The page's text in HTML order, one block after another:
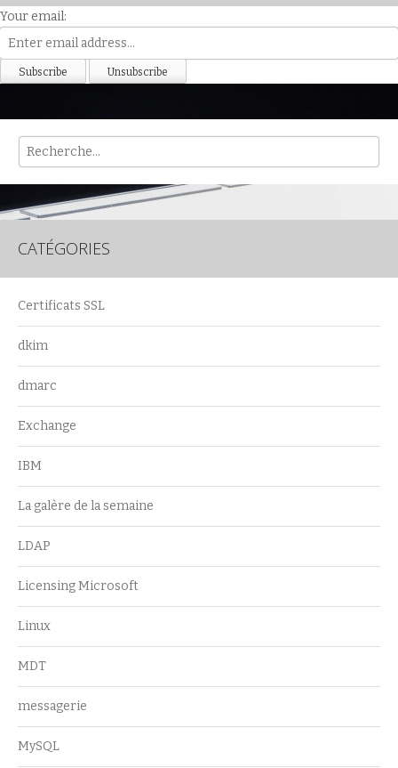
Your email:
Rech
CATÉGORIES
Certificats SSL
dkim
dmarc
Exchange
IBM
La galère de la semaine
LDAP
Licensing Microsoft
Linux
MDT
messagerie
MySQL